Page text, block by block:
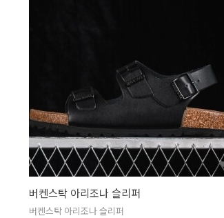
버켄스탁 아리조나 슬리퍼
버켄스탁 아리조나 슬리퍼